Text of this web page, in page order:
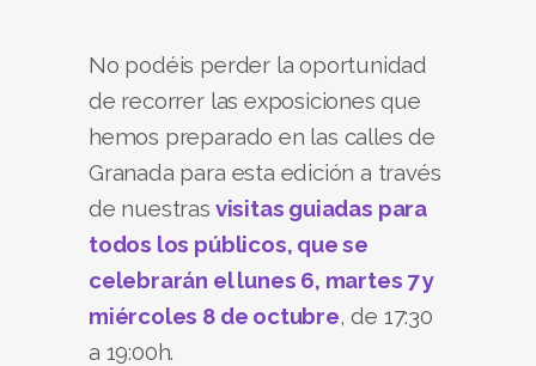
No podéis perder la oportunidad
de recorrer las exposiciones que
hemos preparado en las calles de
Granada para esta edición a través
de nuestras visitas guiadas para
todos los públicos, que se
celebrarán el lunes 6, martes 7 y
miércoles 8 de octubre, de 17:30
a 19:00h.